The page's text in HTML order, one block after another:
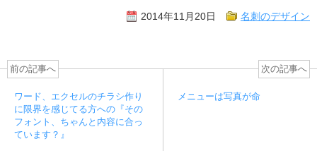
2014年11月20日 名刺のデザイン
前の記事へ
ワード、エクセルのチラシ作り
に限界を感じてる方への『その
フォント、ちゃんと内容に合っ
ています？』
次の記事へ
メニューは写真が命